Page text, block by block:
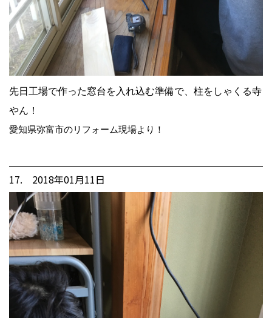
先日工場で作った窓台を入れ込む準備で、柱をしゃくる寺
やん！
愛知県弥富市のリフォーム現場より！
17. 2018年01月11日